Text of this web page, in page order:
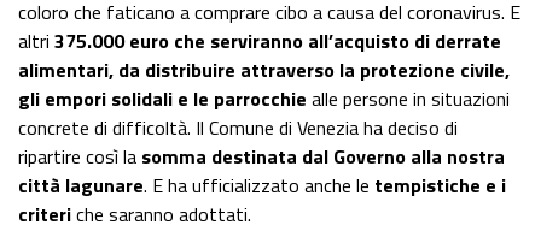
coloro che faticano a comprare cibo a causa del coronavirus. E
altri 375.000 euro che serviranno all’acquisto di derrate
alimentari, da distribuire attraverso la protezione civile,
gli empori solidali e le parrocchie alle persone in situazioni
concrete di difficoltà. Il Comune di Venezia ha deciso di
ripartire così la somma destinata dal Governo alla nostra
città lagunare. E ha ufficializzato anche le tempistiche e i
criteriche saranno adottati.